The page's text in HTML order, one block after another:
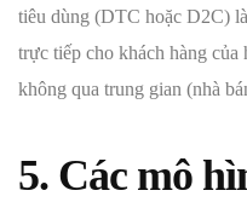
tiêu dùng (DTC hoặc D2C)
trực tiếp cho khách hàng
không qua trung gian (nhà
5. Các mô